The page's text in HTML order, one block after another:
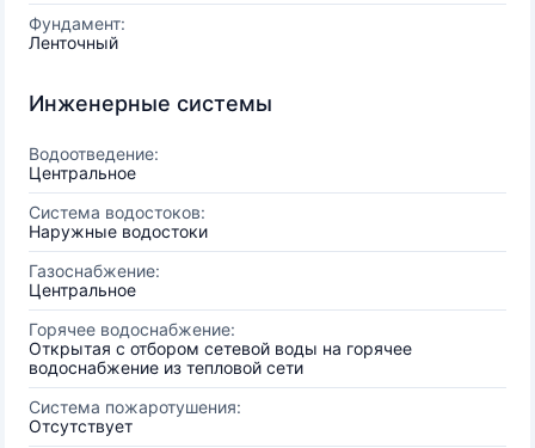
Фундамент:
Ленточный
Инженерные системы
Водоотведение:
Центральное
Система водостоков:
Наружные водостоки
Газоснабжение:
Центральное
Горячее водоснабжение:
Открытая с отбором сетевой воды на горячее
водоснабжение из тепловой сети
Система пожаротушения:
Отсутствует